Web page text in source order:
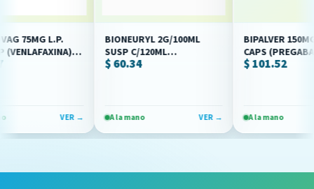
L.P.
VER →
BIONEURYL 2G/100ML
SUSP C/120ML
(CARBAMAZEPINA)
$ 60.34
A la mano VER →
BIPALVER 150MG C/
CAPS
(MAVER)
$ 101.52
A la mano